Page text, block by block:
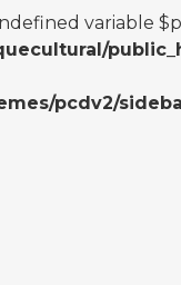
variable
pcdv2/